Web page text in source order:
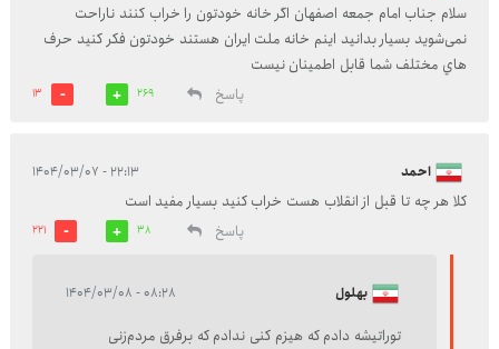
سلام جناب امام جمعه اصفهان اگر خانه خودتون را خراب کنند ناراحت
نمی‌شوید بسیار بدانید اينم خانه ملت ایران هستند خودتون فکر کنيد حرف
هاي مختلف شما قابل اطمینان نیست
پاسخ
269
13
احمد ۲۲:۱۳ - ۱۴۰۴/۰۳/۰۷
کلا هر چه تا قبل از انقلاب هست خراب کنید بسیار مفید است
پاسخ
38
221
بهلول ۰۸:۲۸ - ۱۴۰۴/۰۳/۰۸
توراتیشه دادم که هیزم کنی ندادم که برفرق مردم‌زنی